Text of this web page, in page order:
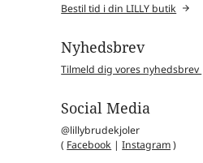
Bestil tid i din LILLY butik
Nyhedsbrev
Tilmeld dig vores nyhedsbrev
Social Media
@lillybrudekjoler
( Facebook |Instagram)